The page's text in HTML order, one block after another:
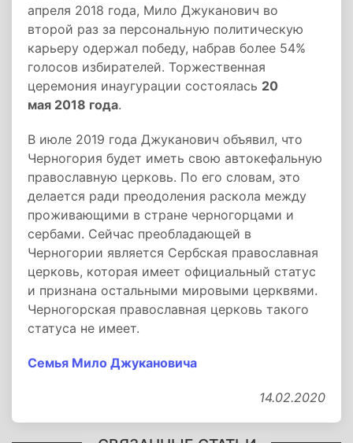
апреля 2018 года, Мило Джуканович во
второй раз за персональную политическую
карьеру одержал победу, набрав более 54%
голосов избирателей. Торжественная
церемония инаугурации состоялась 20
мая 2018 года.
В июле 2019 года Джуканович объявил, что
Черногория будет иметь свою автокефальную
православную церковь. По его словам, это
делается ради преодоления раскола между
проживающими в стране черногорцами и
сербами. Сейчас преобладающей в
Черногории является Сербская православная
церковь, которая имеет официальный статус
и признана остальными мировыми церквями.
Черногорская православная церковь такого
статуса не имеет.
Семья Мило Джукановича
14.02.2020